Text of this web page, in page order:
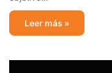
Leer más »